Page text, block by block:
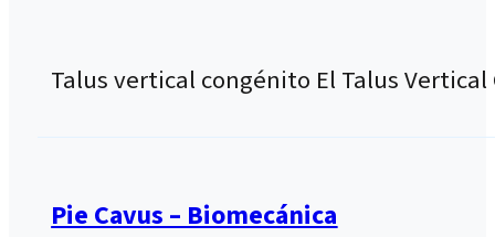
Talus vertical congénito El Talus
Pie Cavus – Biomecánica